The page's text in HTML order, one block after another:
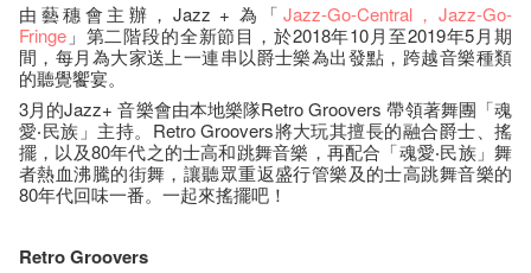
由藝穗會主辦，Jazz + 為「 Jazz-Go-Central，Jazz-Go-
Fringe 」第二階段的全新節目，於2018年10月至2019年5月期
間，每月為大家送上一連串以爵士樂為出發點，跨越音樂種類
的聽覺饗宴。
3月的Jazz+ 音樂會由本地樂隊Retro Groovers 帶領著舞團「魂
愛‧民族」主持。Retro Groovers將大玩其擅長的融合爵士、搖
擺，以及80年代之的士高和跳舞音樂，再配合「魂愛‧民族」舞
者熱血沸騰的街舞，讓聽眾重返盛行管樂及的士高跳舞音樂的
80年代回味一番。一起來搖擺吧！
Retro Groovers